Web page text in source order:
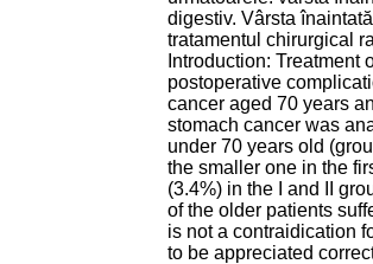
digestiv. Vârsta
tratamentul chirurgical
Introduction:
postoperative
cancer aged 70 years
stomach cancer was
under 70 years old
the smaller one in the
(3.4%) in the I and II
of the older patients
is not a contraidication
to be appreciated